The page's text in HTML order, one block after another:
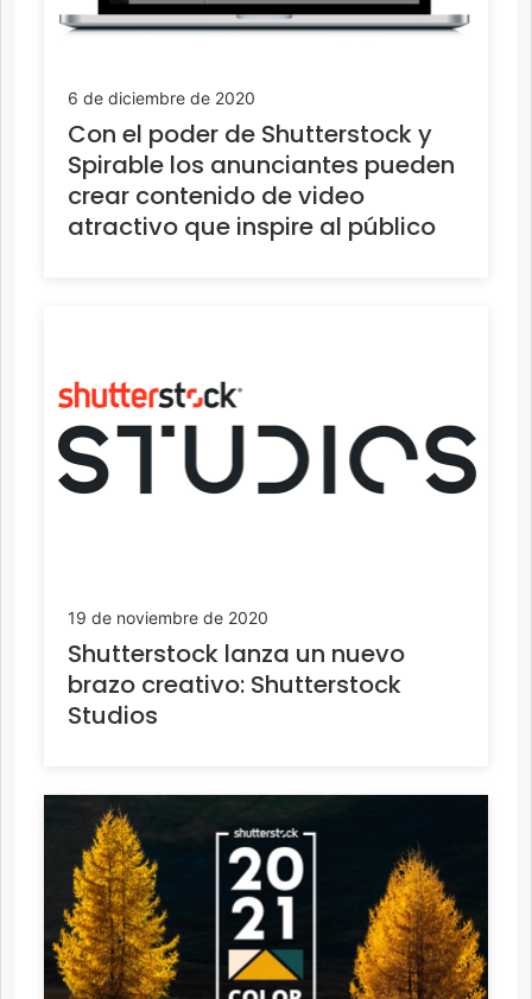
6 de diciembre de 2020
Con el poder de Shutterstock y
Spirable los anunciantes pueden
crear contenido de video
atractivo que inspire al público
19 de noviembre de 2020
Shutterstock lanza un nuevo
brazo creativo: Shutterstock
Studios